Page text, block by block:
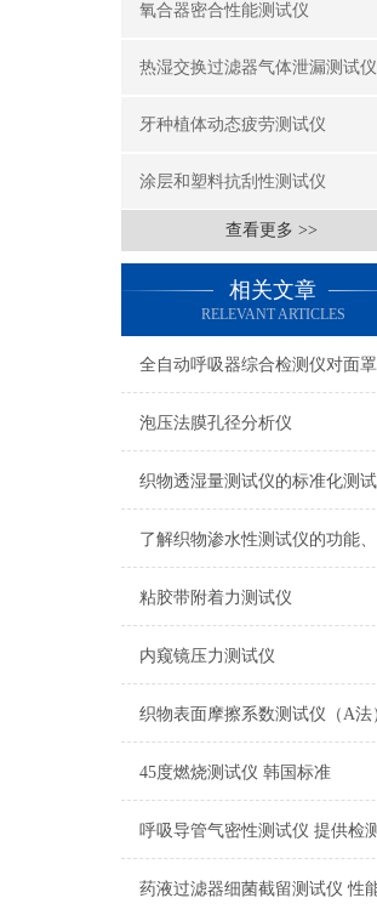
氧合器密合性能测试仪
热湿交换过滤器气体泄漏测试仪
牙种植体动态疲劳测试仪
涂层和塑料抗刮性测试仪
查看更多 >>
相关文章
RELEVANT ARTICLES
泡压法膜孔径分析仪
粘胶带附着力测试仪
内窥镜压力测试仪
45度燃烧测试仪 韩国标准